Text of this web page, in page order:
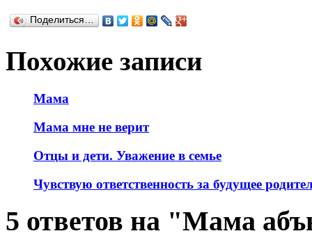
Поделиться…
Похожие записи
Мама
Мама мне не верит
Отцы и дети. Уважение в семье
Чувствую ответственность за будущее
5 ответов на "Мама